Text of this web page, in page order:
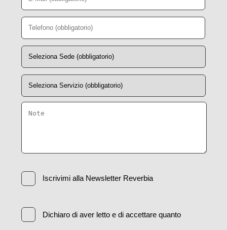
Iscrivimi alla Newsletter Reverbia
Dichiaro di aver letto e di accettare quanto